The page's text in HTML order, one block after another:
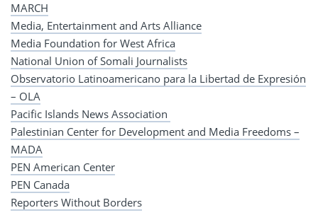
MARCH
Media, Entertainment and Arts Alliance
Media Foundation for West Africa
National Union of Somali Journalists
Observatorio Latinoamericano para la Libertad de Expresión
– OLA
Pacific Islands News Association
Palestinian Center for Development and Media Freedoms –
MADA
PEN American Center
PEN Canada
Reporters Without Borders